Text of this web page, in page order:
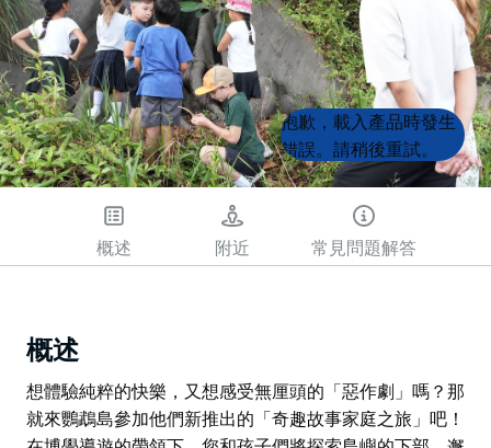
Product
List
Product
List
抱歉，載入產品時發生
錯誤。請稍後重試。
概述 附近 常見問題解答
概述
想體驗純粹的快樂，又想感受無厘頭的「惡作劇」嗎？那
就來鸚鵡島參加他們新推出的「奇趣故事家庭之旅」吧！